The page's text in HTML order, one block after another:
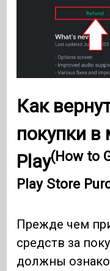
Как
покупки в
Play(How to
Play Store
Прежде чем
средств за
должны